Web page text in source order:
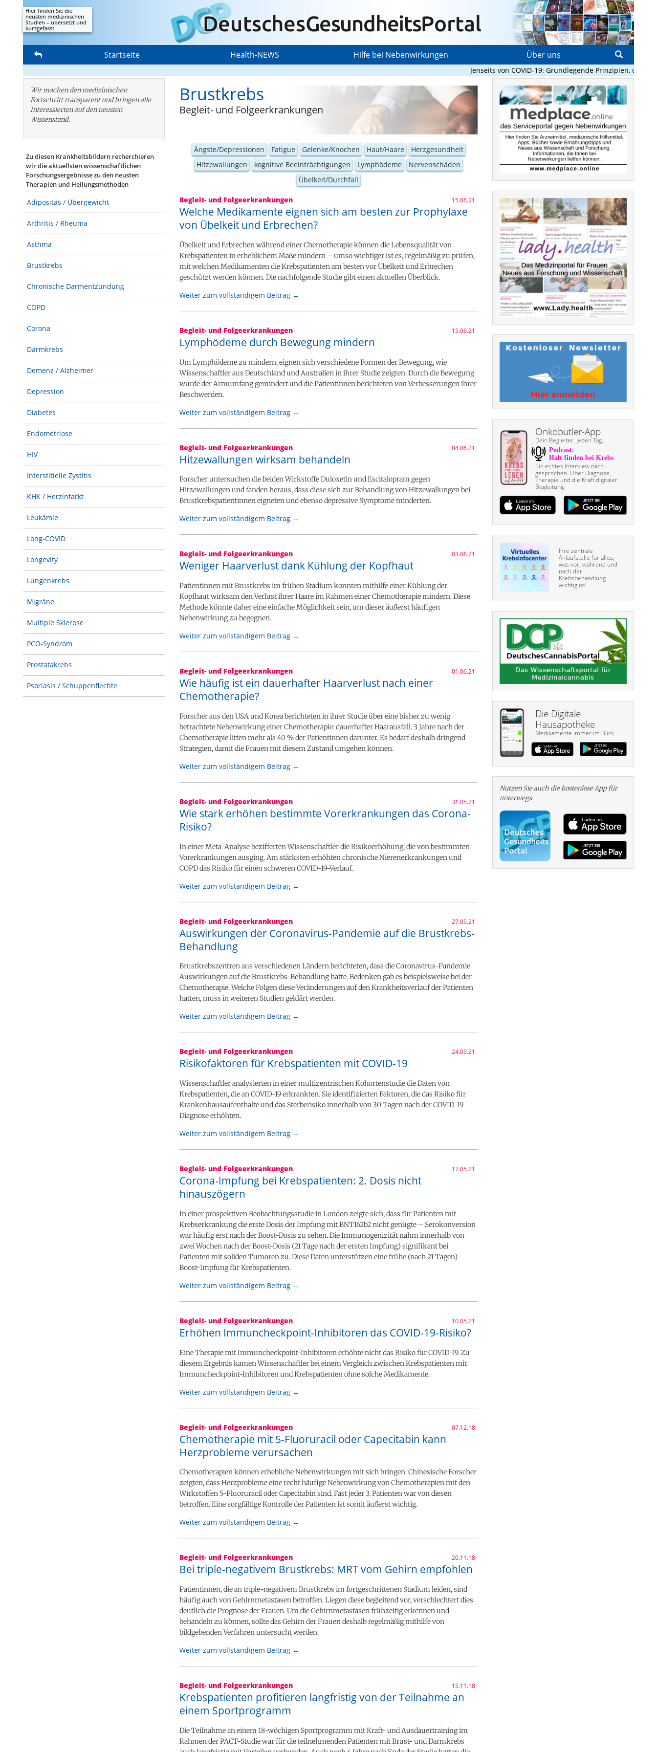
Hier finden Sie die
neusten medizinischen
Studien – übersetzt und
kurzgefasst
Startseite Health-NEWS Hilfe bei Nebenwirkungen Über uns
Jenseits von COVID-19: Grundlegende Prinzipien, die
Wir machen den medizinischen
Fortschritt transparent und bringen alle
Interessierten auf den neusten
Wissenstand.
Zu diesen Krankheitsbildern recherchieren
wir die aktuellsten wissenschaftlichen
Forschungs­ergebnisse zu den neusten
Therapien und Heilungsmethoden
Adipositas / Übergewicht
Arthritis / Rheuma
Asthma
Brustkrebs
Chronische Darmentzündung
COPD
Corona
Darmkrebs
Demenz / Alzheimer
Depression
Diabetes
Endometriose
HIV
Interstitielle Zystitis
KHK / Herzinfarkt
Leukämie
Long-COVID
Longevity
Lungenkrebs
Migräne
Multiple Sklerose
PCO-Syndrom
Prostatakrebs
Psoriasis / Schuppenflechte
Brustkrebs
Begleit- und Folgeerkrankungen
Ängste/Depressionen Fatigue Gelenke/Knochen Haut/Haare
Herzgesundheit
Hitzewallungen
kognitive Beeinträchtigungen Lymphödeme
Nervenschäden
Übelkeit/Durchfall
Begleit- und Folgeerkrankungen 15.06.21
Welche Medikamente eignen sich am besten zur Prophylaxe
von Übelkeit und Erbrechen?
Übelkeit und Erbrechen während einer Chemotherapie können die Lebensqualität von
Krebspatienten in erheblichem Maße mindern – umso wichtiger ist es, regelmäßig zu prüfen,
mit welchen Medikamenten die Krebspatienten am besten vor Übelkeit und Erbrechen
geschützt werden können. Die nachfolgende Studie gibt einen aktuellen Überblick.
Weiter zum vollständigem Beitrag →
Begleit- und Folgeerkrankungen 15.06.21
Lymphödeme durch Bewegung mindern
Um Lymphödeme zu mindern, eignen sich verschiedene Formen der Bewegung, wie
Wissenschaftler aus Deutschland und Australien in ihrer Studie zeigten. Durch die Bewegung
wurde der Armumfang gemindert und die Patientinnen berichteten von Verbesserungen ihrer
Beschwerden.
Weiter zum vollständigem Beitrag →
Begleit- und Folgeerkrankungen 04.06.21
Hitzewallungen wirksam behandeln
Forscher untersuchen die beiden Wirkstoffe Duloxetin und Escitalopram gegen
Hitzewallungen und fanden heraus, dass diese sich zur Behandlung von Hitzewallungen bei
Brustkrebspatientinnen eigneten und ebenso depressive Symptome minderten.
Weiter zum vollständigem Beitrag →
Begleit- und Folgeerkrankungen 03.06.21
Weniger Haarverlust dank Kühlung der Kopfhaut
Patientinnen mit Brustkrebs im frühen Stadium konnten mithilfe einer Kühlung der
Kopfhaut wirksam den Verlust ihrer Haare im Rahmen einer Chemotherapie mindern. Diese
Methode könnte daher eine einfache Möglichkeit sein, um dieser äußerst häufigen
Nebenwirkung zu begegnen.
Weiter zum vollständigem Beitrag →
Begleit- und Folgeerkrankungen 01.06.21
Wie häufig ist ein dauerhafter Haarverlust nach einer
Chemotherapie?
Forscher aus den USA und Korea berichteten in ihrer Studie über eine bisher zu wenig
betrachtete Nebenwirkung einer Chemotherapie: dauerhafter Haarausfall. 3 Jahre nach der
Chemotherapie litten mehr als 40 % der Patientinnen darunter. Es bedarf deshalb dringend
Strategien, damit die Frauen mit diesem Zustand umgehen können.
Weiter zum vollständigem Beitrag →
Begleit- und Folgeerkrankungen 31.05.21
Wie stark erhöhen bestimmte Vorerkrankungen das Corona-
Risiko?
In einer Meta-Analyse bezifferten Wissenschaftler die Risikoerhöhung, die von bestimmten
Vorerkrankungen ausging. Am stärksten erhöhten chronische Nierenerkrankungen und
COPD das Risiko für einen schweren COVID-19-Verlauf.
Weiter zum vollständigem Beitrag →
Begleit- und Folgeerkrankungen 27.05.21
Auswirkungen der Coronavirus-Pandemie auf die Brustkrebs-
Behandlung
Brustkrebszentren aus verschiedenen Ländern berichteten, dass die Coronavirus-Pandemie
Auswirkungen auf die Brustkrebs-Behandlung hatte. Bedenken gab es beispielsweise bei der
Chemotherapie. Welche Folgen diese Veränderungen auf den Krankheitsverlauf der Patienten
hatten, muss in weiteren Studien geklärt werden.
Weiter zum vollständigem Beitrag →
Begleit- und Folgeerkrankungen 24.05.21
Risikofaktoren für Krebspatienten mit COVID-19
Wissenschaftler analysierten in einer multizentrischen Kohortenstudie die Daten von
Krebspatienten, die an COVID-19 erkrankten. Sie identifizierten Faktoren, die das Risiko für
Krankenhausaufenthalte und das Sterberisiko innerhalb von 30 Tagen nach der COVID-19-
Diagnose erhöhten.
Weiter zum vollständigem Beitrag →
Begleit- und Folgeerkrankungen 17.05.21
Corona-Impfung bei Krebspatienten: 2. Dosis nicht
hinauszögern
In einer prospektiven Beobachtungsstudie in London zeigte sich, dass für Patienten mit
Krebserkrankung die erste Dosis der Impfung mit BNT162b2 nicht genügte – Serokonversion
war häufig erst nach der Boost-Dosis zu sehen. Die Immunogenizität nahm innerhalb von
zwei Wochen nach der Boost-Dosis (21 Tage nach der ersten Impfung) signifikant bei
Patienten mit soliden Tumoren zu. Diese Daten unterstützen eine frühe (nach 21 Tagen)
Boost-Impfung für Krebspatienten.
Weiter zum vollständigem Beitrag →
Begleit- und Folgeerkrankungen 10.05.21
Erhöhen Immuncheckpoint-Inhibitoren das COVID-19-Risiko?
Eine Therapie mit Immuncheckpoint-Inhibitoren erhöhte nicht das Risiko für COVID-19. Zu
diesem Ergebnis kamen Wissenschaftler bei einem Vergleich zwischen Krebspatienten mit
Immuncheckpoint-Inhibitoren und Krebspatienten ohne solche Medikamente.
Weiter zum vollständigem Beitrag →
Begleit- und Folgeerkrankungen 07.12.18
Chemotherapie mit 5-Fluoruracil oder Capecitabin kann
Herzprobleme verursachen
Chemotherapien können erhebliche Nebenwirkungen mit sich bringen. Chinesische Forscher
zeigten, dass Herzprobleme eine recht häufige Nebenwirkung von Chemotherapien mit den
Wirkstoffen 5-Fluoruracil oder Capecitabin sind. Fast jeder 3. Patienten war von diesen
betroffen. Eine sorgfältige Kontrolle der Patienten ist somit äußerst wichtig.
Weiter zum vollständigem Beitrag →
Begleit- und Folgeerkrankungen 20.11.18
Bei triple-negativem Brustkrebs: MRT vom Gehirn empfohlen
Patientinnen, die an triple-negativem Brustkrebs im fortgeschrittenen Stadium leiden, sind
häufig auch von Gehirnmetastasen betroffen. Liegen diese begleitend vor, verschlechtert dies
deutlich die Prognose der Frauen. Um die Gehirnmetastasen frühzeitig erkennen und
behandeln zu können, sollte das Gehirn der Frauen deshalb regelmäßig mithilfe von
bildgebenden Verfahren untersucht werden.
Weiter zum vollständigem Beitrag →
Begleit- und Folgeerkrankungen 15.11.18
Krebspatienten profitieren langfristig von der Teilnahme an
einem Sportprogramm
Die Teilnahme an einem 18-wöchigen Sportprogramm mit Kraft- und Ausdauertraining im
Rahmen der PACT-Studie war für die teilnehmenden Patienten mit Brust- und Darmkrebs
Onkobutler-App
Dein Begleiter. Jeden Tag.
Ein echtes Interview nach­
gesprochen. Über Diagnose,
Therapie und die Kraft digitaler
Begleitung
Ihre zentrale
Anlaufstelle für alles,
was vor, während und
nach der
Krebsbehandlung
wichtig ist!
Die Digitale
Hausapotheke
Medikamente immer im Blick
Nutzen Sie auch die kosten­lose App für
unterwegs